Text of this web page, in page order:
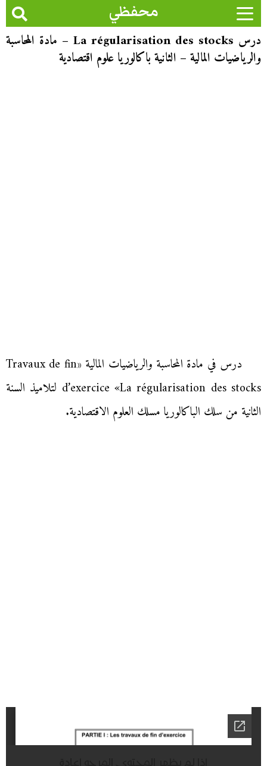
محفظي
درس La régularisation des stocks – مادة المحاسبة
والرياضيات المالية – الثانية باكالوريا علوم اقتصادية
درس في مادة المحاسبة والرياضيات المالية «Travaux de fin
d’exercice «La régularisation des stocks لتلاميذ السنة
الثانية من سلك الباكالوريا مسلك العلوم الاقتصادية.